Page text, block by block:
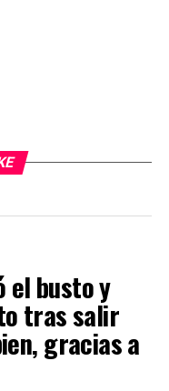
el busto y
tras salir
gracias a